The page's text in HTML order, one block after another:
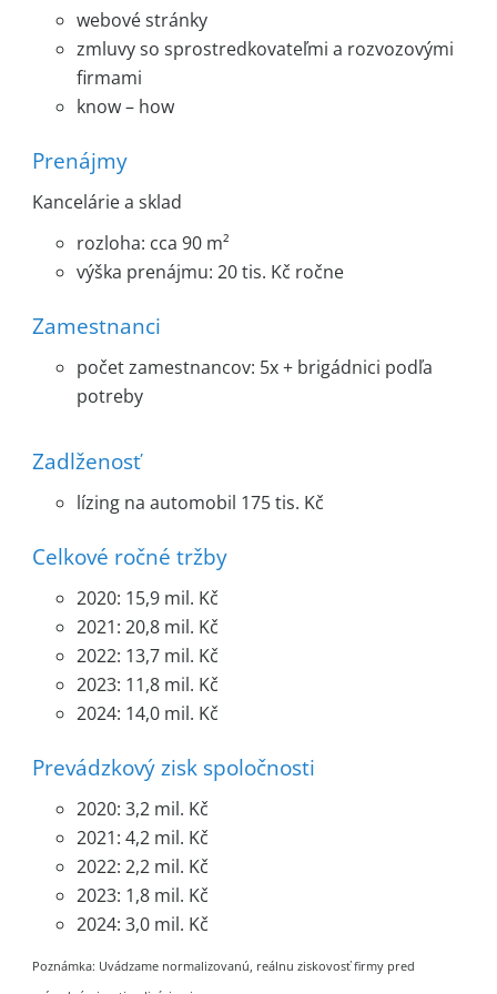
webové stránky
zmluvy so sprostredkovateľmi a rozvozovými
firmami
know – how
Prenájmy
Kancelárie a sklad
rozloha: cca 90 m²
výška prenájmu: 20 tis. Kč ročne
Zamestnanci
počet zamestnancov: 5x + brigádnici podľa
potreby
Zadlženosť
lízing na automobil 175 tis. Kč
Celkové ročné tržby
2020: 15,9 mil. Kč
2021: 20,8 mil. Kč
2022: 13,7 mil. Kč
2023: 11,8 mil. Kč
2024: 14,0 mil. Kč
Prevádzkový zisk spoločnosti
2020: 3,2 mil. Kč
2021: 4,2 mil. Kč
2022: 2,2 mil. Kč
2023: 1,8 mil. Kč
2024: 3,0 mil. Kč
Poznámka: Uvádzame normalizovanú, reálnu ziskovosť firmy pred